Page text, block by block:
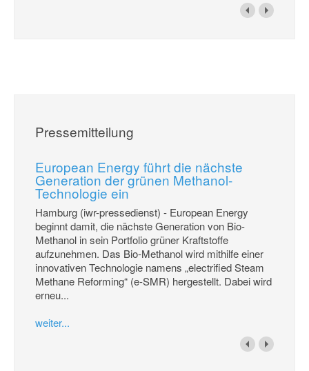
Pressemitteilung
European Energy führt die nächste
Generation der grünen Methanol-
Technologie ein
Hamburg (iwr-pressedienst) - European Energy
beginnt damit, die nächste Generation von Bio-
Methanol in sein Portfolio grüner Kraftstoffe
aufzunehmen. Das Bio-Methanol wird mithilfe einer
innovativen Technologie namens „electrified Steam
Methane Reforming“ (e-SMR) hergestellt. Dabei wird
erneu...
weiter...